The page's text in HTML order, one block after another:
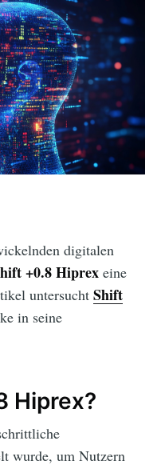
digitalen
+0.8 Hiprex eine
untersucht Shift
in seine
Hiprex?
wurde, um Nutzern